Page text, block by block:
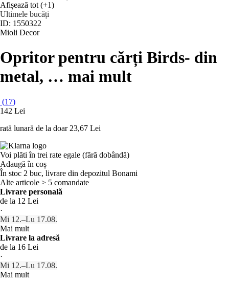
Afișează tot (+1)
Ultimele bucăți
ID: 1550322
Mioli Decor
Opritor pentru cărți Birds- din
metal, … mai mult
(17)
142 Lei
rată lunară de la doar 23,67 Lei
Voi plăti în trei rate egale (fără dobândă)
Adaugă în coș
În stoc 2 buc, livrare din depozitul Bonami
Alte articole > 5 comandate
Livrare personală
de la 12 Lei
·
Mi 12.–Lu 17.08.
Mai mult
Livrare la adresă
de la 16 Lei
·
Mi 12.–Lu 17.08.
Mai mult